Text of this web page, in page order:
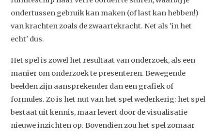
Home
Video
Podcast
Artikelen
Contact
ondertussen gebruik kan maken (of last kan hebben!)
van krachten zoals de zwaartekracht. Net als 'in het
echt' dus.
Het spel is zowel het resultaat van onderzoek, als een
manier om onderzoek te presenteren. Bewegende
beelden zijn aansprekender dan een grafiek of
formules. Zo is het nut van het spel wederkerig: het spel
bestaat uit kennis, maar levert door de visualisatie
nieuwe inzichten op. Bovendien zou het spel zomaar